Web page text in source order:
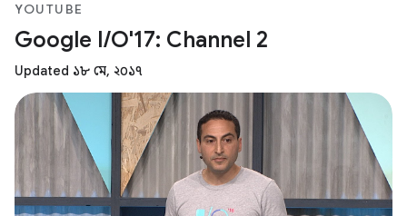
YOUTUBE
Google I/O'17: Channel 2
Updated ১৮ মে, ২০১৭